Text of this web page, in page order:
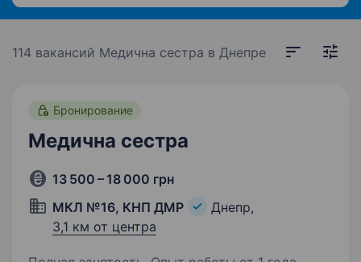
114 вакансий Медична сестра в Днепре
Бронирование
Медична сестра
13 500 – 18 000 грн
МКЛ №16, КНП ДМР
Днепр,
3,1 км от центра